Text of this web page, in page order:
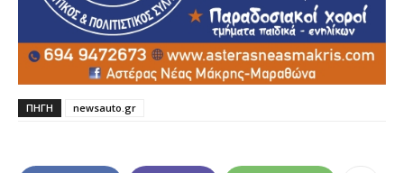
ΠΗΓΗ newsauto.gr